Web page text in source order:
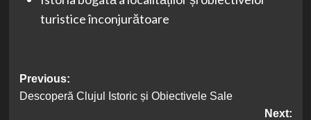
turistice înconjurătoare
Post
navigation
Previous:
Descoperă Clujul Istoric și Obiectivele Sale
Next: